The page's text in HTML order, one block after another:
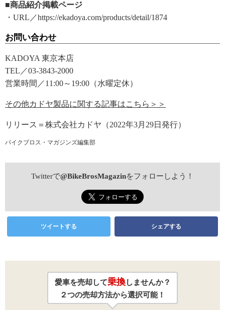
■商品紹介掲載ページ
・URL／https://ekadoya.com/products/detail/1874
お問い合わせ
KADOYA 東京本店
TEL／03-3843-2000
営業時間／11:00～19:00（水曜定休）
その他カドヤ製品に関する記事はこちら＞＞
リリース＝株式会社カドヤ（2022年3月29日発行）
バイクブロス・マガジンズ編集部
Twitterで@BikeBrosMagazinをフォローしよう！
ツイートする シェアする
愛車を売却して乗換しませんか？
２つの売却方法から選択可能！